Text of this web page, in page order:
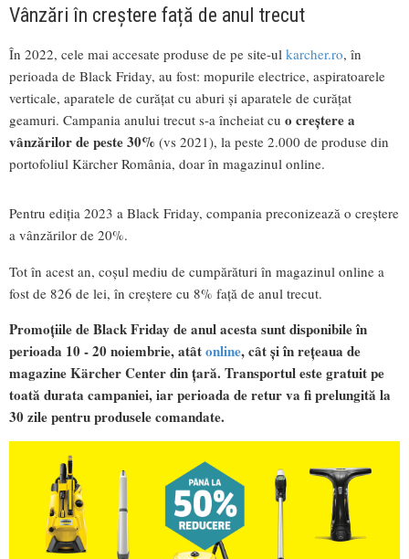
Vânzări în creștere față de anul trecut
În 2022, cele mai accesate produse de pe site-ul karcher.ro, în
perioada de Black Friday, au fost: mopurile electrice, aspiratoarele
verticale, aparatele de curățat cu aburi și aparatele de curățat
geamuri. Campania anului trecut s-a încheiat cu o creștere a
vânzărilor de peste 30% (vs 2021), la peste 2.000 de produse din
portofoliul Kärcher România, doar în magazinul online.
Pentru ediția 2023 a Black Friday, compania preconizează o creștere
a vânzărilor de 20%.
Tot în acest an, coșul mediu de cumpărături în magazinul online a
fost de 826 de lei, în creștere cu 8% față de anul trecut.
Promoțiile de Black Friday de anul acesta sunt disponibile în
perioada 10 - 20 noiembrie, atâtonline, cât și în rețeaua de
magazine Kärcher Center din țară. Transportul este gratuit pe
toată durata campaniei, iar perioada de retur va fi prelungită la
30 zile pentru produsele comandate.